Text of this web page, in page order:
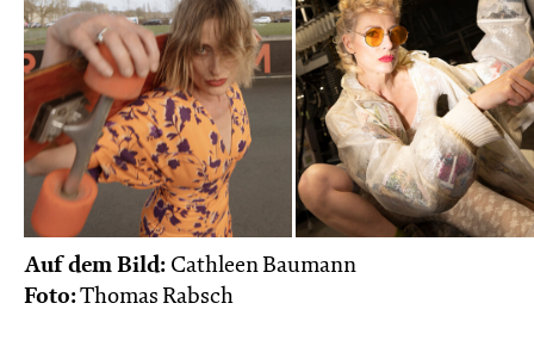
Auf dem Bild: Cathleen Baumann
Foto:Thomas Rabsch